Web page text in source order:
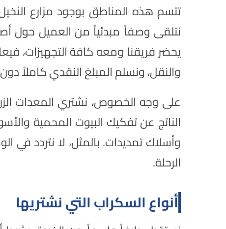
تتسم هذه المناطق بوجود مزارع
نتلقى وصفاً مبدئياً من العميل حول
يحضر فريقنا ومعه كافة التجهيزات،
والنقل، ونسلم المبلغ النقدي كاملاً دون
على وجه الخصوص، نشتري المعدات
الناتج عن تفكيك البيوت المحمية
وأسلاك تمديدات. بالمثل، لا نتردد
الرحلة.
أنواع السكراب التي نشتريها